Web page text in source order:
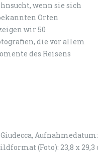
wenn sie sich
Orten
wir 50
die vor allem
des Reisens
(Foto): 23,8 x